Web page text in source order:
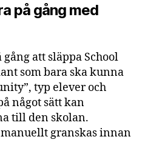
på gång med
att släppa School
som bara ska kunna
typ elever och
något sätt kan
till den skolan.
granskas innan